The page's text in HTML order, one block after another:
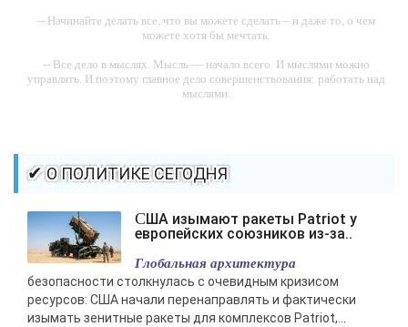
-- Начинайте делать все, что вы можете сделать – и даже то, о чем
можете хотя бы мечтать.
-- Все дело в мыслях. Мысль — начало всего. И мыслями можно
управлять. И поэтому главное дело совершенствования: работать над
мыслями.
-- Самое большое богатство — это ум. Самая большая нищета —
глупость. Из всех страхов самый пугающий — самолюбование.
-- Лучшее, что можно сделать с хорошим советом, это пропустить его
мимо ушей. Он никогда не бывает полезен никому, кроме того, кто его
дал.
-- Люблю давать советы и очень не люблю, когда их дают мне.
✔ О ПОЛИТИКЕ СЕГОДНЯ
США изымают ракеты Patriot у
европейских союзников из-за..
Глобальная архитектура
безопасности столкнулась с очевидным кризисом
ресурсов: США начали перенаправлять и фактически
изымать зенитные ракеты для комплексов Patriot,...